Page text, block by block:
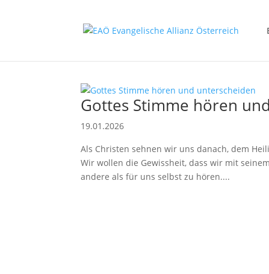
Gottes Stimme hören
19.01.2026
Als Christen sehnen wir uns danach, dem
Wir wollen die Gewissheit, dass wir mit
andere als für uns selbst zu hören....